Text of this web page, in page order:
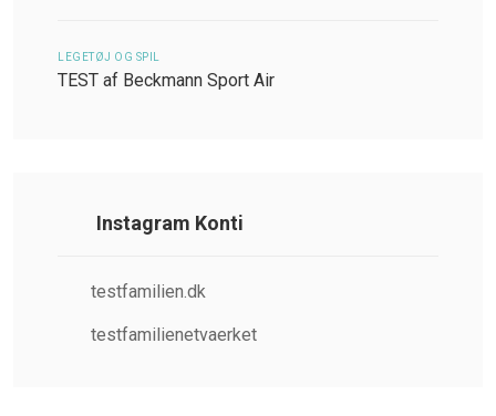
LEGETØJ OG SPIL
TEST af Beckmann Sport Air
Instagram Konti
testfamilien.dk
testfamilienetvaerket